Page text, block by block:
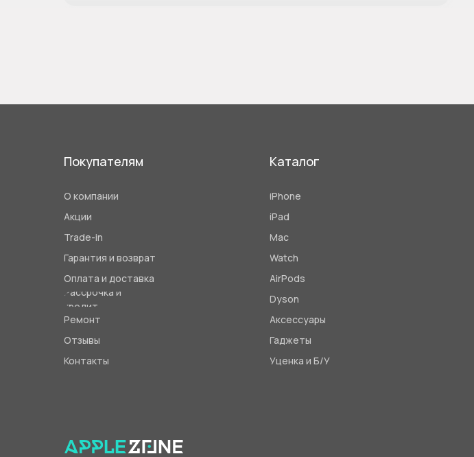
О компании
Акции
Trade-in
Гарантия и возврат
Оплата и доставка
Рассрочка и
кредит
Ремонт
Отзывы
Контакты
Покупателям
iPhone
iPad
Mac
Watch
AirPods
Каталог
Аксессуары
Гаджеты
Уценка и Б/У
Dyson